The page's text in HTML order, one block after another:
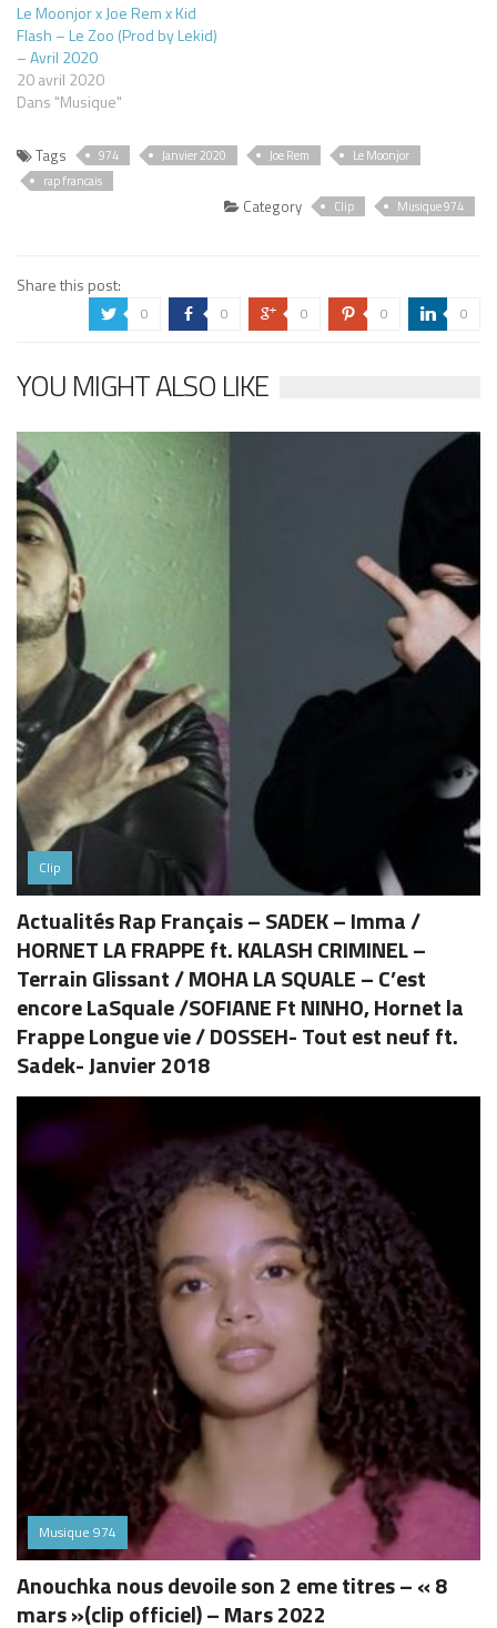
Le Moonjor x Joe Rem x Kid
Flash – Le Zoo (Prod by Lekid)
– Avril 2020
20 avril 2020
Dans "Musique"
Tags 974 Janvier 2020 Joe Rem
Le Moonjor
rap francais
Category Clip Musique 974
Share this post:
a 0 b 0 c 0 d 0 j 0
YOU MIGHT ALSO LIKE
Clip
Actualités Rap Français – SADEK – Imma /
HORNET LA FRAPPE ft. KALASH CRIMINEL –
Terrain Glissant / MOHA LA SQUALE – C’est
encore LaSquale /SOFIANE Ft NINHO, Hornet la
Frappe Longue vie / DOSSEH- Tout est neuf ft.
Sadek- Janvier 2018
Musique 974
Anouchka nous devoile son 2 eme titres – « 8
mars »(clip officiel) – Mars 2022